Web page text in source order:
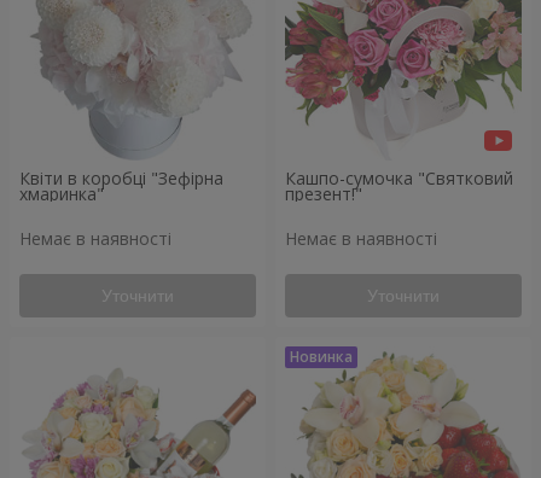
Квіти в коробці "Зефірна
хмаринка"
Немає в наявності
Уточнити
Кашпо-сумочка "Святковий
презент!"
Немає в наявності
Уточнити